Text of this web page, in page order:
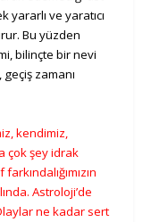
ve yaratıcı
Bu yüzden
bilinçte bir nevi
zamanı
kendimiz,
çok şey idrak
Astroloji’de
ne kadar sert